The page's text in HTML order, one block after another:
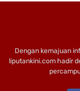
Dengan kemajuan
liputankini.com hadir